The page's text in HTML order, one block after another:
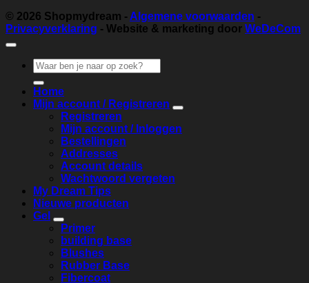
© 2026 Shopmydream - Algemene voorwaarden -
Privacyverklaring - Website & marketing door WeDeCom
Zoeken
naar:
Home
Mijn account / Registreren
Registreren
Mijn account / Inloggen
Bestellingen
Addresses
Account details
Wachtwoord vergeten
My Dream Tips
Nieuwe producten
Gel
Primer
building base
Blushes
Rubber Base
Fibercoat